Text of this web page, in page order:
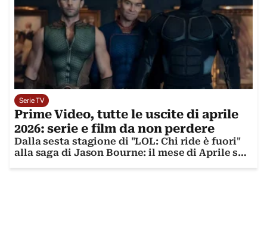
Serie TV
Prime Video, tutte le uscite di aprile
2026: serie e film da non perdere
Dalla sesta stagione di "LOL: Chi ride è fuori"
alla saga di Jason Bourne: il mese di Aprile su